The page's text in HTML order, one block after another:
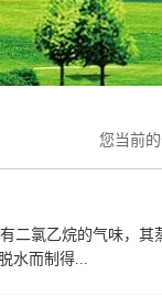
您当前
二氯乙烷的气味，其
水而制得...